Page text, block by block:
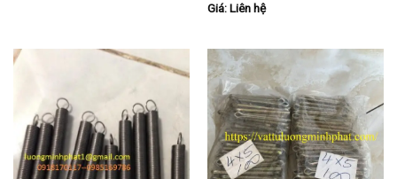
Giá: Liên hệ